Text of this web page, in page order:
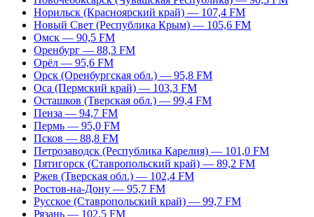
Норильск (Красноярский край) — 107,4 FM
Новый Свет (Республика Крым) — 105,6 FM
Омск — 90,5 FM
Оренбург — 88,3 FM
Орёл — 95,6 FM
Орск (Оренбургская обл.) — 95,8 FM
Оса (Пермский край) — 103,3 FM
Осташков (Тверская обл.) — 99,4 FM
Пенза — 94,7 FM
Пермь — 95,0 FM
Псков — 88,8 FM
Петрозаводск (Республика Карелия) — 101,0 FM
Пятигорск (Ставропольский край) — 89,2 FM
Ржев (Тверская обл.) — 102,4 FM
Ростов-на-Дону — 95,7 FM
Русское (Ставропольский край) — 99,7 FM
Рязань — 102,5 FM